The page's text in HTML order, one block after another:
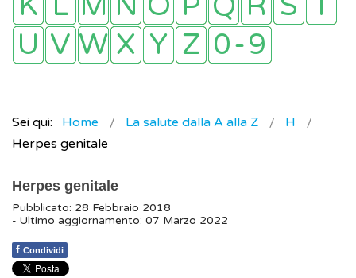
Sei qui: Home La salute dalla A alla Z
H
Herpes genitale
Herpes genitale
Pubblicato: 28 Febbraio 2018
- Ultimo aggiornamento: 07 Marzo 2022
f Condividi